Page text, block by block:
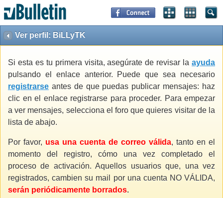
Ver perfil: BiLLyTK
Si esta es tu primera visita, asegúrate de revisar la ayuda
pulsando el enlace anterior. Puede que sea necesario
registrarse antes de que puedas publicar mensajes: haz
clic en el enlace registrarse para proceder. Para empezar
a ver mensajes, selecciona el foro que quieres visitar de la
lista de abajo.
Por favor, usa una cuenta de correo válida, tanto en el
momento del registro, cómo una vez completado el
proceso de activación. Aquellos usuarios que, una vez
registrados, cambien su mail por una cuenta NO VÁLIDA,
serán periódicamente borrados.